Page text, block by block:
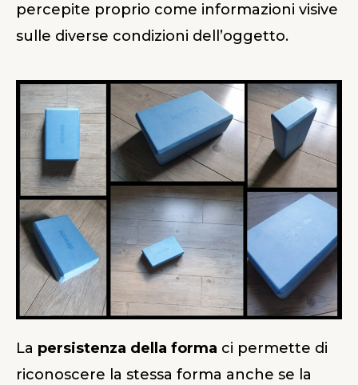
percepite proprio come informazioni visive
sulle diverse condizioni dell’oggetto.
La persistenza della forma ci permette di
riconoscere la stessa forma anche se la